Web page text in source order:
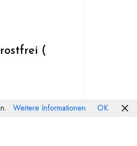
(
Weitere Informationen OK